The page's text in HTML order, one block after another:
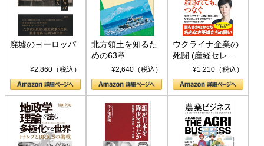
廃墟のヨーロッパ
¥2,860（税込）
北方領土を知るた
めの63章
¥2,640（税込）
ウクライナ企業の
死闘 (産経セレク
ト S 039)¥1,210（税込）